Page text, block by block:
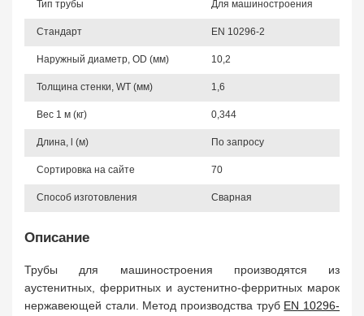
Тип трубы Для машиностроения
Стандарт EN 10296-2
Наружный диаметр, OD (мм) 10,2
Толщина стенки, WT (мм) 1,6
Вес 1 м (кг) 0,344
Длина, l (м) По запросу
Сортировка на сайте 70
Способ изготовления Сварная
Описание
Трубы для машиностроения производятся из
аустенитных, ферритных и аустенитно-ферритных марок
нержавеющей стали. Метод производства труб EN 10296-